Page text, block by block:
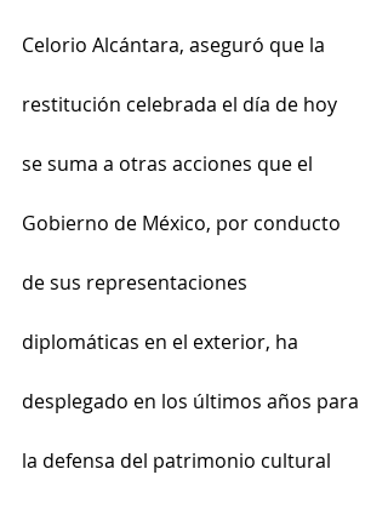
Celorio Alcántara, aseguró que la
restitución celebrada el día de hoy
se suma a otras acciones que el
Gobierno de México, por conducto
de sus representaciones
diplomáticas en el exterior, ha
desplegado en los últimos años para
la defensa del patrimonio cultural